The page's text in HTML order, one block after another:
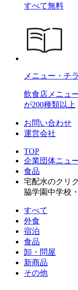
すべて無料
メニュー・チ
飲食店メニュ
が200種類以上
お問い合わせ
運営会社
TOP
企業団体ニュ
食品
宅配水のクリ
脇学園中学校
すべて
外食
宿泊
食品
卸・問屋
新商品
その他